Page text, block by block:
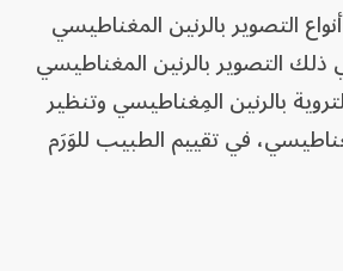
التصوير بالرنين المغناطيسي
التصوير بالرنين المغناطيسي
بالرنين المِغناطيسي وتنظير
في تقييم الطبيب للوَرَم